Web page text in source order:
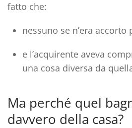
fatto che:
nessuno se n’era accorto
e l’acquirente aveva
una cosa diversa da
Ma perché quel
davvero della casa?